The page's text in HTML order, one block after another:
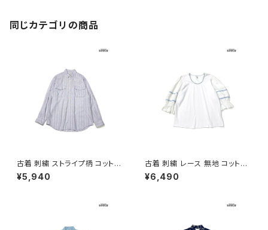
同じカテゴリの商品
古着 刺繍 ストライプ柄 コットン
100％ 長袖 シャツ パステル 紫
(ttu2603112)
¥5,940
古着 刺繍 レース 無地 コットン
七分袖 ブラウス 白 (ttu26060
27)
¥6,490